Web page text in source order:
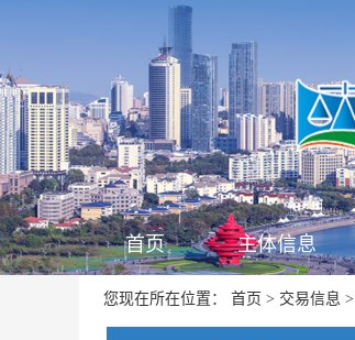
首页 主体信息
您现在所在位置： 首页 > 交易信息 >